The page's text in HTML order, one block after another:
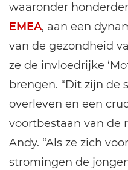
waaronder
EMEA, aan een
van de gezondheid
ze de invloedrijke
brengen. “Dit zijn de
overleven en een
voortbestaan van de
Andy. “Als ze zich
stromingen de